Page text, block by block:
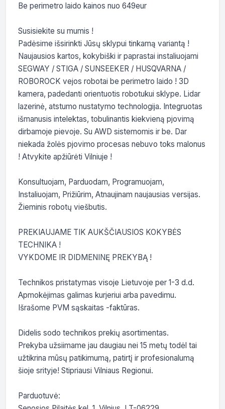
Be perimetro laido kainos nuo 649eur
Susisiekite su mumis !
Padėsime išsirinkti Jūsų sklypui tinkamą variantą !
Naujausios kartos, kokybiški ir paprastai instaliuojami
SEGWAY / STIGA / SUNSEEKER / HUSQVARNA /
ROBOROCK vejos robotai be perimetro laido ! 3D
kamera, padedanti orientuotis robotukui sklype. Lidar
lazerinė, atstumo nustatymo technologija. Integruotas
išmanusis intelektas, tobulinantis kiekvieną pjovimą
dirbamoje pievoje. Su AWD sistemomis ir be. Dar
niekada žolės pjovimo procesas nebuvo toks malonus
! Atvykite apžiūrėti Vilniuje !
Konsultuojam, Parduodam, Programuojam,
Instaliuojam, Prižiūrim, Atnaujinam naujausias versijas.
Žieminis robotų viešbutis.
PREKIAUJAME TIK AUKŠČIAUSIOS KOKYBĖS
TECHNIKA !
VYKDOME IR DIDMENINĘ PREKYBĄ !
Technikos pristatymas visoje Lietuvoje per 1-3 d.d.
Apmokėjimas galimas kurjeriui arba pavedimu.
Išrašome PVM sąskaitas -faktūras.
Didelis sodo technikos prekių asortimentas.
Prekyba užsiimame jau daugiau nei 15 metų todėl tai
užtikrina mūsų patikimumą, patirtį ir profesionalumą
šioje srityje! Stipriausi Vilniaus Regionui.
Parduotuvė: